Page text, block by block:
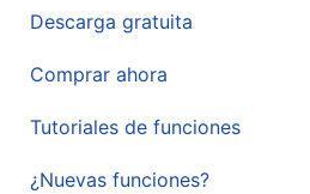
Descarga gratuita
Comprar ahora
Tutoriales de funciones
¿Nuevas funciones?